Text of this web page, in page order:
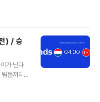
. 예선에
드 vs 터
다는 관
인은 16
면서 대승
경기를
데라푸
) / 승
가 난다
들끼리
기 중 3경